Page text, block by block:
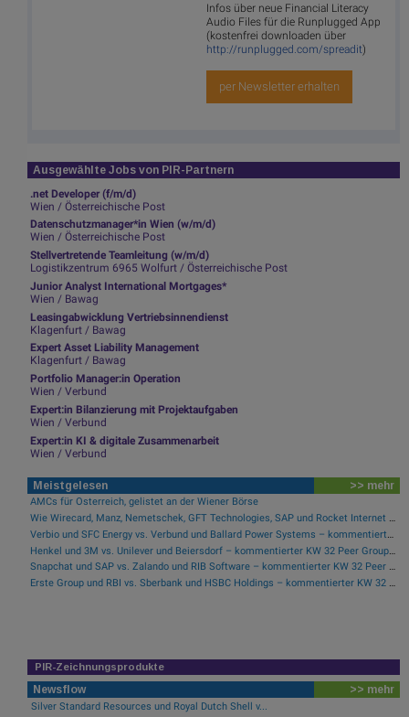
Infos über neue Financial Literacy
Audio Files für die Runplugged App
(kostenfrei downloaden über
http://runplugged.com/spreadit)
per Newsletter erhalten
Ausgewählte Jobs von PIR-Partnern
.net Developer (f/m/d)
Wien / Österreichische Post
Datenschutzmanager*in Wien (w/m/d)
Wien / Österreichische Post
Stellvertretende Teamleitung (w/m/d)
Logistikzentrum 6965 Wolfurt / Österreichische Post
Junior Analyst International Mortgages*
Wien / Bawag
Leasingabwicklung Vertriebsinnendienst
Klagenfurt / Bawag
Expert Asset Liability Management
Klagenfurt / Bawag
Portfolio Manager:in Operation
Wien / Verbund
Expert:in Bilanzierung mit Projektaufgaben
Wien / Verbund
Expert:in KI & digitale Zusammenarbeit
Wien / Verbund
Meistgelesen >> mehr
AMCs für Österreich, gelistet an der Wiener Börse
Wie Wirecard, Manz, Nemetschek, GFT Technologies, SAP und Rocket Internet für Gesprächsstoff sorgten
Verbio und SFC Energy vs. Verbund und Ballard Power Systems – kommentierter KW 32 Peer Group Watch Energie
Henkel und 3M vs. Unilever und Beiersdorf – kommentierter KW 32 Peer Group Watch Konsumgüter
Snapchat und SAP vs. Zalando und RIB Software – kommentierter KW 32 Peer Group Watch Computer, Software & Internet
Erste Group und RBI vs. Sberbank und HSBC Holdings – kommentierter KW 32 Peer Group Watch Banken
PIR-Zeichnungsprodukte
Newsflow >> mehr
Silver Standard Resources und Royal Dutch Shell v...